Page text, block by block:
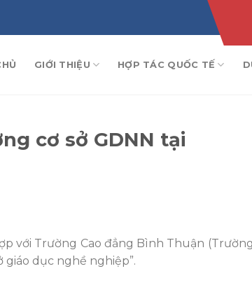
GIỚI THIỆU HỢP TÁC QUỐC TẾ
cơ sở GDNN tại
với Trường Cao đẳng Bình Thuận
dục nghề nghiệp”.